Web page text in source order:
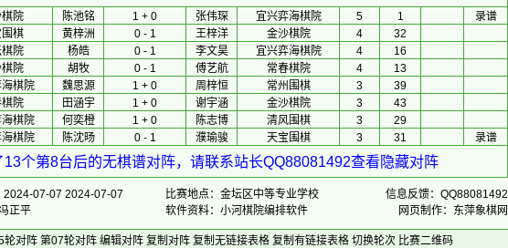
院 陈池铭 1 + 0 张伟琛 宜兴弈海棋院 5 1
录谱
棋 黄梓洲 0 - 1 王梓洋 金沙棋院 4
32
院 杨皓 0 - 1 李文昊 宜兴弈海棋院 4
16
院 胡牧 0 - 1 傅艺航 常春棋院 4
13
棋院 魏思源 1 + 0 周梓恒 常州围棋 3
39
棋院 田涵宇 1 + 0 谢宇涵 金沙棋院 3
43
棋院 何奕橙 1 + 0 陈志博 清风围棋 3
29
棋院 陈沈旸 0 - 1 濮瑜骏 天宝围棋 3 31 录谱
个第8台后的无棋谱对阵，请联系站长QQ88081492查看隐藏对阵
2024-07-07 2024-07-07 比赛地点：金坛区中等专业学校
信息反馈：QQ88081492
正平 软件资料：小河棋院编排软件 网页制作：东萍象棋网
轮对阵 第07轮对阵 编辑对阵 复制对阵 复制无链接表格 复制有链接表格 切换轮次 比赛二维码